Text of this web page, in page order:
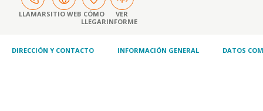
LLAMARSITIO WEB CÓMO
LLEGAR
VER
INFORME
DIRECCIÓN Y CONTACTO INFORMACIÓN GENERAL DATOS